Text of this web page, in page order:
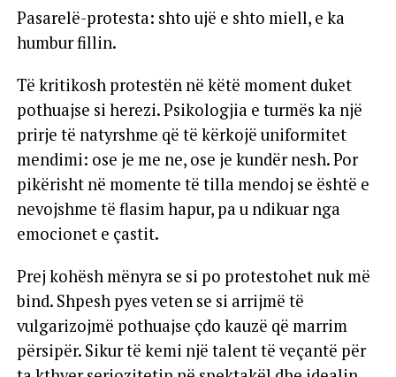
Pasarelë-protesta: shto ujë e shto miell, e ka
humbur fillin.
Të kritikosh protestën në këtë moment duket
pothuajse si herezi. Psikologjia e turmës ka një
prirje të natyrshme që të kërkojë uniformitet
mendimi: ose je me ne, ose je kundër nesh. Por
pikërisht në momente të tilla mendoj se është e
nevojshme të flasim hapur, pa u ndikuar nga
emocionet e çastit.
Prej kohësh mënyra se si po protestohet nuk më
bind. Shpesh pyes veten se si arrijmë të
vulgarizojmë pothuajse çdo kauzë që marrim
përsipër. Sikur të kemi një talent të veçantë për